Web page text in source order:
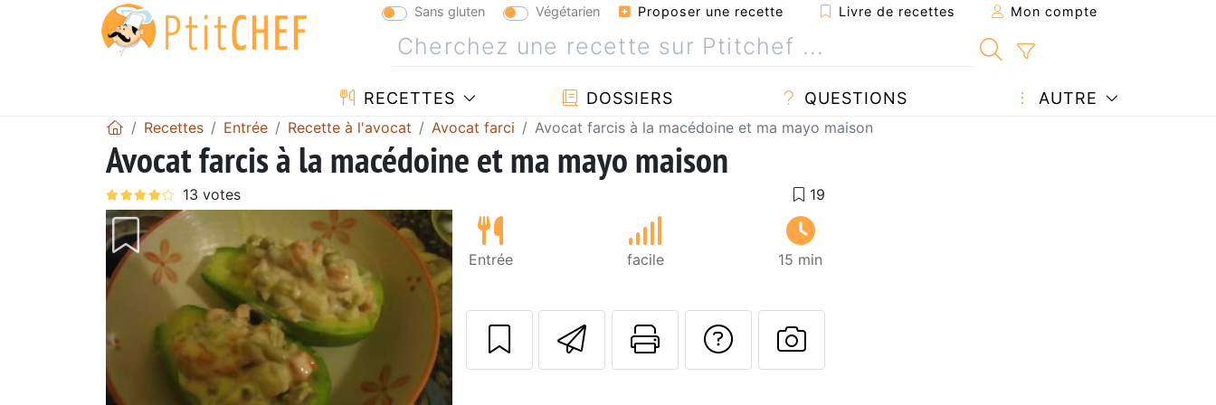
Sans gluten Végétarien Proposer une recette Livre de recettes Mon compte
RECETTES DOSSIERS QUESTIONS AUTRE
Recettes Entrée Recette à l'avocat Avocat farci Avocat farcis à la macédoine et ma mayo maison
Avocat farcis à la macédoine et ma mayo maison
Entrée facile 15 min
Envoyer cette recette à un ami
Imprimer cette page
Poser une question à l'auteur
Publier votre photo de cette